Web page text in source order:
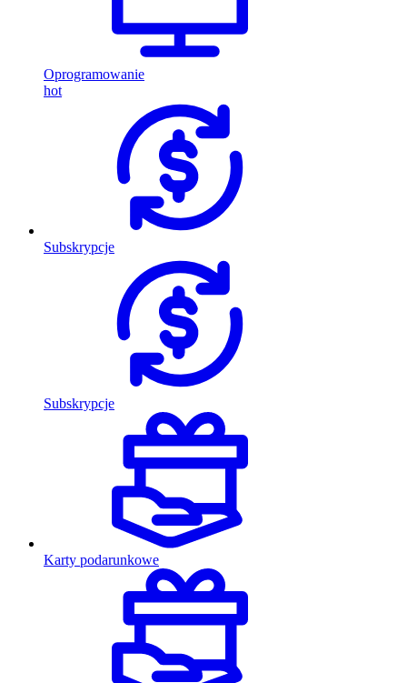
Oprogramowanie
hot
Subskrypcje
Subskrypcje
Karty podarunkowe